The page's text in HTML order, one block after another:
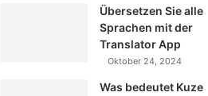
Übersetzen Sie alle
Sprachen mit der
Translator App
Oktober 24, 2024
Was bedeutet Kuze